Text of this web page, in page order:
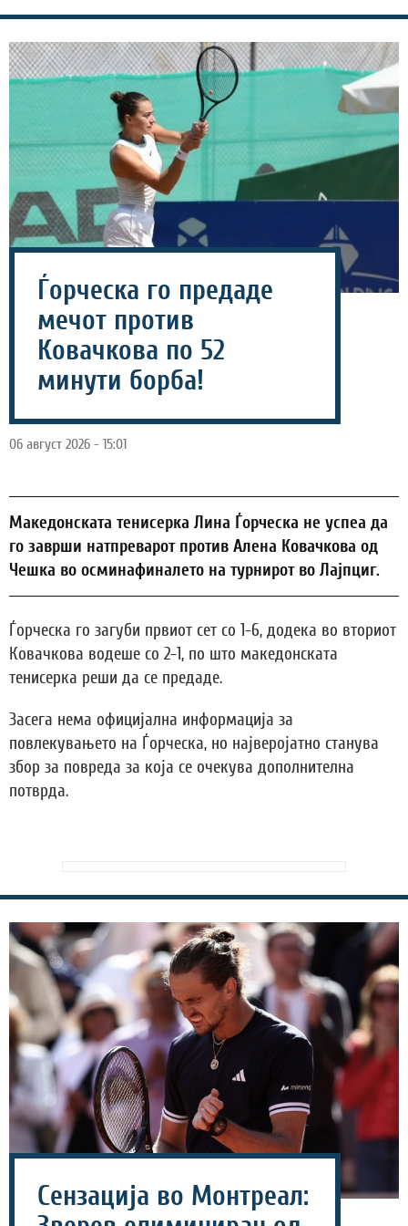
Ѓорческа го предаде
мечот против
Ковачкова по 52
минути борба!
06 август 2026 - 15:01
Македонската тенисерка Лина Ѓорческа не успеа да
го заврши натпреварот против Алена Ковачкова од
Чешка во осминафиналето на турнирот во Лајпциг.
Ѓорческа го загуби првиот сет со 1-6, додека во вториот
Ковачкова водеше со 2-1, по што македонската
тенисерка реши да се предаде.
Засега нема официјална информација за
повлекувањето на Ѓорческа, но најверојатно станува
збор за повреда за која се очекува дополнителна
потврда.
Сензација во Монтреал: